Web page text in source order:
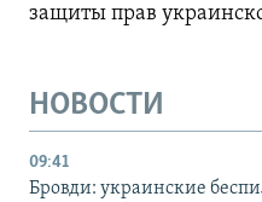
защиты прав
НОВОСТИ
09:41
Бровди: украинские